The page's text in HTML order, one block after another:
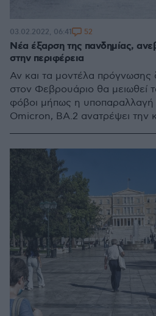
Νέα έξαρση της πανδημίας,
στην περιφέρεια
Αν και τα μοντέλα πρόγνωσης
στον Φεβρουάριο θα μειωθεί
φόβοι μήπως η υποπαραλλαγή
Omicron, ΒΑ.2 ανατρέψει την
03.02.2022, 06:41 52